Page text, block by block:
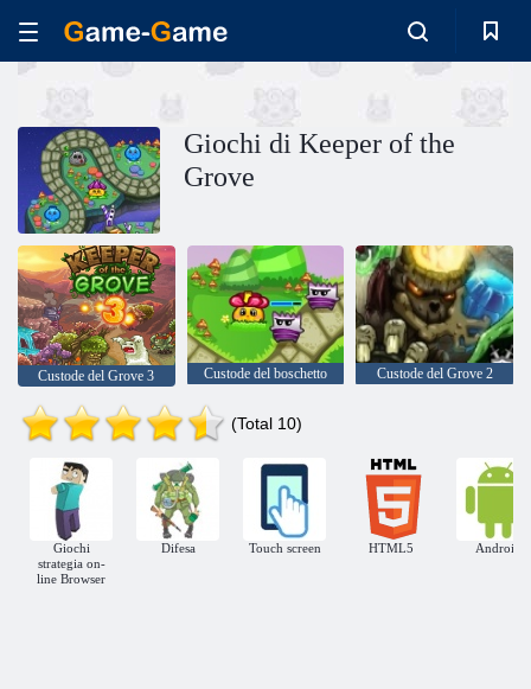
Giochi di Keeper of the
Grove
Custode del Grove 3 Custode del boschetto Custode del Grove 2
(Total 10)
Giochi
strategia on-
line Browser
Difesa Touch screen HTML5 Android